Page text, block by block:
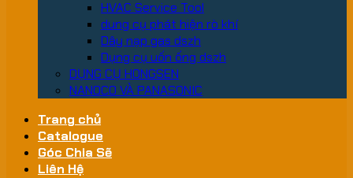
HVAC Service Tool
dung cụ phát hiện rò khí
Dây nạp gas dszh
Dụng cụ uốn ống dszh
DỤNG CỤ HONGSEN
NANOCO VÀ PANASONIC
Trang chủ
Catalogue
Góc Chia Sẽ
Liên Hệ